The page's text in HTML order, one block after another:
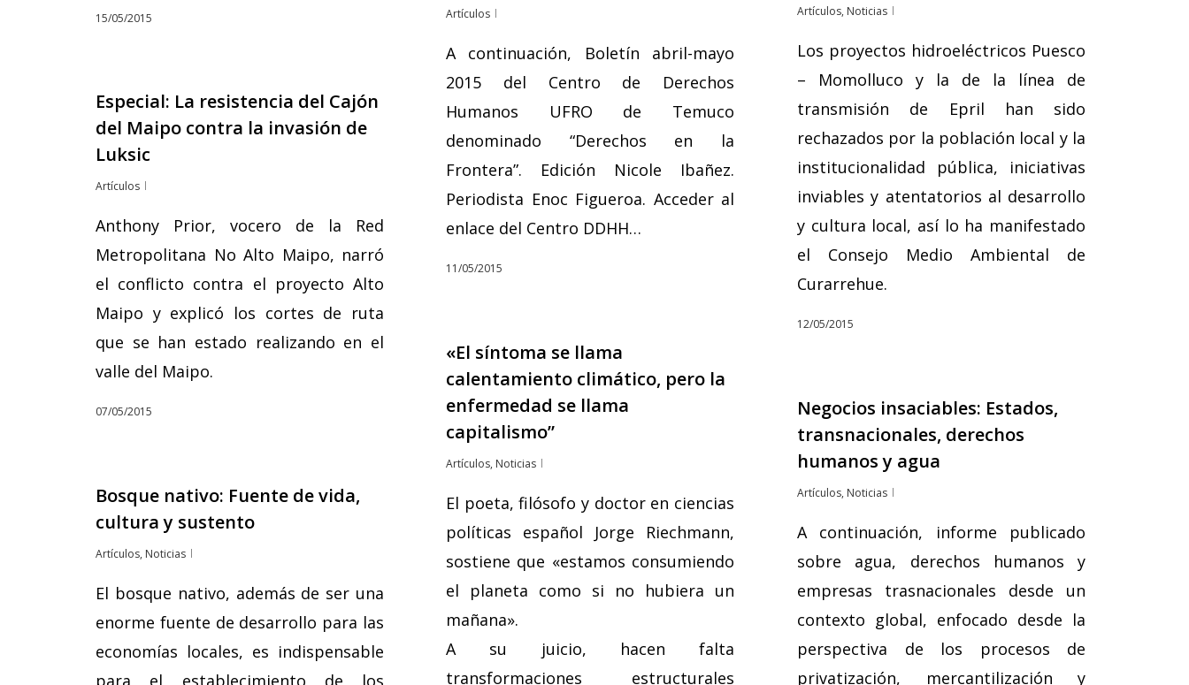
Hit enter to search or ESC to close
15/05/2015 Artículos, Noticias
Los proyectos hidroeléctricos Puesco
– Momolluco y la de la línea de
transmisión de Epril han sido
rechazados por la población local y la
institucionalidad pública, iniciativas
inviables y atentatorios al desarrollo
y cultura local, así lo ha manifestado
el Consejo Medio Ambiental de
Curarrehue.
12/05/2015
Artículos
A continuación, Boletín abril-mayo
2015 del Centro de Derechos
Humanos UFRO de Temuco
denominado “Derechos en la
Frontera”. Edición Nicole Ibañez.
Periodista Enoc Figueroa. Acceder al
enlace del Centro DDHH…
11/05/2015
Especial: La resistencia del Cajón
del Maipo contra la invasión de
Luksic
Artículos
Anthony Prior, vocero de la Red
Metropolitana No Alto Maipo, narró
el conflicto contra el proyecto Alto
Maipo y explicó los cortes de ruta
que se han estado realizando en el
valle del Maipo.
07/05/2015
«El síntoma se llama
calentamiento climático, pero la
enfermedad se llama
capitalismo”
Artículos, Noticias
El poeta, filósofo y doctor en ciencias
políticas español Jorge Riechmann,
sostiene que «estamos consumiendo
el planeta como si no hubiera un
mañana».
A su juicio, hacen falta
transformaciones estructurales
Negocios insaciables: Estados,
transnacionales, derechos
humanos y agua
Artículos, Noticias
A continuación, informe publicado
sobre agua, derechos humanos y
empresas trasnacionales desde un
contexto global, enfocado desde la
perspectiva de los procesos de
privatización, mercantilización y
Bosque nativo: Fuente de vida,
cultura y sustento
Artículos, Noticias
El bosque nativo, además de ser una
enorme fuente de desarrollo para las
economías locales, es indispensable
para el establecimiento de los